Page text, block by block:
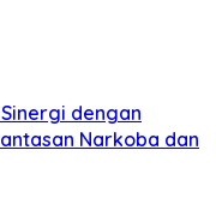
dengan
Narkoba dan